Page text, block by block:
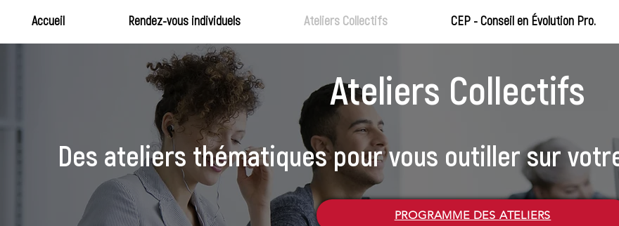
Accueil Rendez-vous individuels Ateliers Collectifs CEP - Conseil en Évolution Pro.
Ateliers Collectifs
Des ateliers thématiques pour vous outiller sur
PROGRAMME DES ATELIERS